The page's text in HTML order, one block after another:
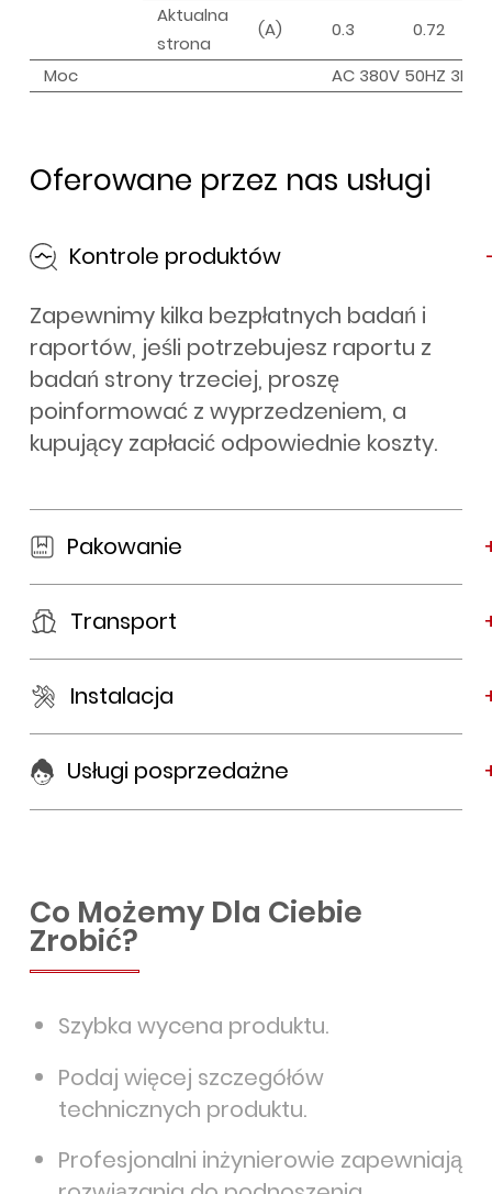
Aktualna
strona
(A) 0.3
0.72
Moc
AC 380V 50HZ 3P
Oferowane przez nas usługi
Kontrole produktów
Zapewnimy kilka bezpłatnych badań i
raportów, jeśli potrzebujesz raportu z
badań strony trzeciej, proszę
poinformować z wyprzedzeniem, a
kupujący zapłacić odpowiednie koszty.
Pakowanie
Transport
Instalacja
Usługi posprzedażne
Co Możemy Dla Ciebie
Zrobić?
Szybka wycena produktu.
Podaj więcej szczegółów
technicznych produktu.
Profesjonalni inżynierowie zapewniają